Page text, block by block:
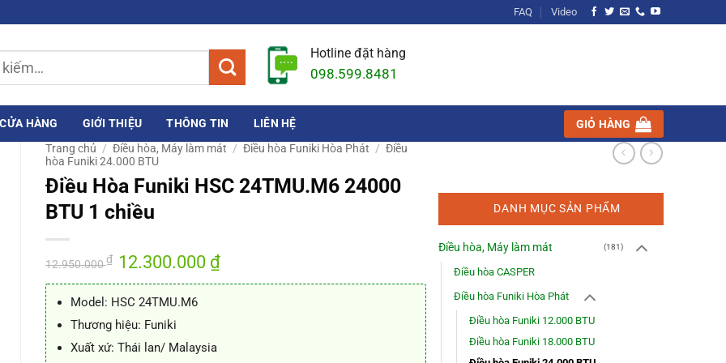
FAQ Video
Hotline đặt hàng
098.599.8481
CỬA HÀNG GIỚI THIỆU THÔNG TIN LIÊN HỆ GIỎ HÀNG
Trang chủ / Điều hòa, Máy làm mát / Điều hòa Funiki Hòa Phát / Điều
hòa Funiki 24.000 BTU
Điều Hòa Funiki HSC 24TMU.M6 24000
BTU 1 chiều
12.950.000₫ Giá
gốc
là:
12.300.000 ₫Giá
tại
Model: HSC 24TMU.M6
Thương hiệu: Funiki
Xuất xứ: Thái lan/ Malaysia
DANH MỤC SẢN PHẨM
Điều hòa, Máy làm mát (181)
Điều hòa CASPER
Điều hòa Funiki Hòa Phát
Điều hòa Funiki 12.000 BTU
Điều hòa Funiki 18.000 BTU